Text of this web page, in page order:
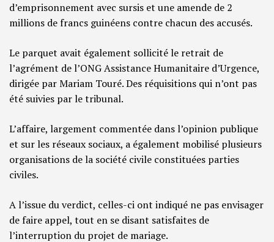
d’emprisonnement avec sursis et une amende de 2
millions de francs guinéens contre chacun des accusés.
Le parquet avait également sollicité le retrait de
l’agrément de l’ONG Assistance Humanitaire d’Urgence,
dirigée par Mariam Touré. Des réquisitions qui n’ont pas
été suivies par le tribunal.
L’affaire, largement commentée dans l’opinion publique
et sur les réseaux sociaux, a également mobilisé plusieurs
organisations de la société civile constituées parties
civiles.
A l’issue du verdict, celles-ci ont indiqué ne pas envisager
de faire appel, tout en se disant satisfaites de
l’interruption du projet de mariage.